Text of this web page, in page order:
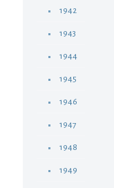
1942
1943
1944
1945
1946
1947
1948
1949